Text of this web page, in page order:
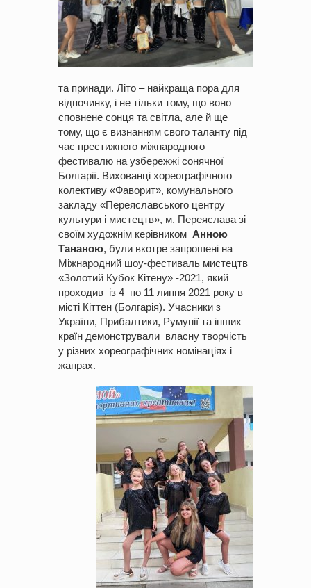
та принади. Літо – найкраща пора для
відпочинку, і не тільки тому, що воно
сповнене сонця та світла, але й ще
тому, що є визнанням свого таланту під
час престижного міжнародного
фестивалю на узбережжі сонячної
Болгарії. Вихованці хореографічного
колективу «Фаворит», комунального
закладу «Переяславського центру
культури і мистецтв», м. Переяслава зі
своїм художнім керівником Анною
Тананою, були вкотре запрошені на
Міжнародний шоу-фестиваль мистецтв
«Золотий Кубок Кітену» -2021, який
проходив із 4 по 11 липня 2021 року в
місті Кіттен (Болгарія). Учасники з
України, Прибалтики, Румунії та інших
країн демонстрували власну творчість
у різних хореографічних номінаціях і
жанрах.